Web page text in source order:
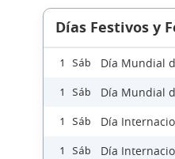
Días Festivos y
1 Sáb Día Mundial
1 Sáb Día Mundial
1 Sáb Día
1 Sáb Día